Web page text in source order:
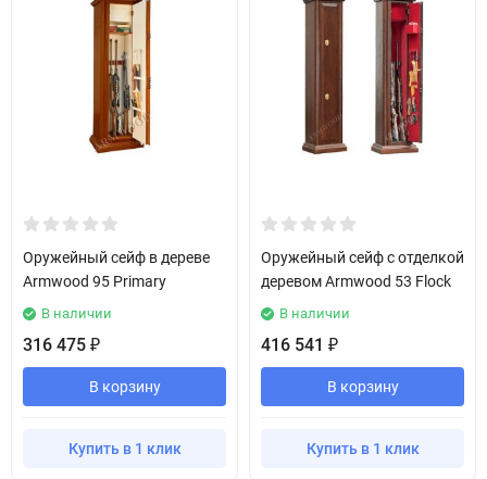
Оружейный сейф в дереве
Armwood 95 Primary
В наличии
316 475 ₽
В корзину
Купить в 1 клик
Оружейный сейф с отделкой
деревом Armwood 53 Flock
В наличии
416 541 ₽
В корзину
Купить в 1 клик